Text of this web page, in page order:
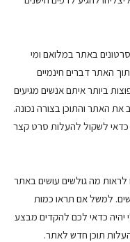
באתר במלואם ומי
האתר דברים חינמיים
ביותר איתם אנשים מגיעים
האתר והתוכן בצורה נכונה.
כדאי לשקול להעלות סרט קצר
מה גולשים עושים באתר
למשל אם תראו כמות
כדאי לכם להקדים מבצע
תוכן חדש לאתר.